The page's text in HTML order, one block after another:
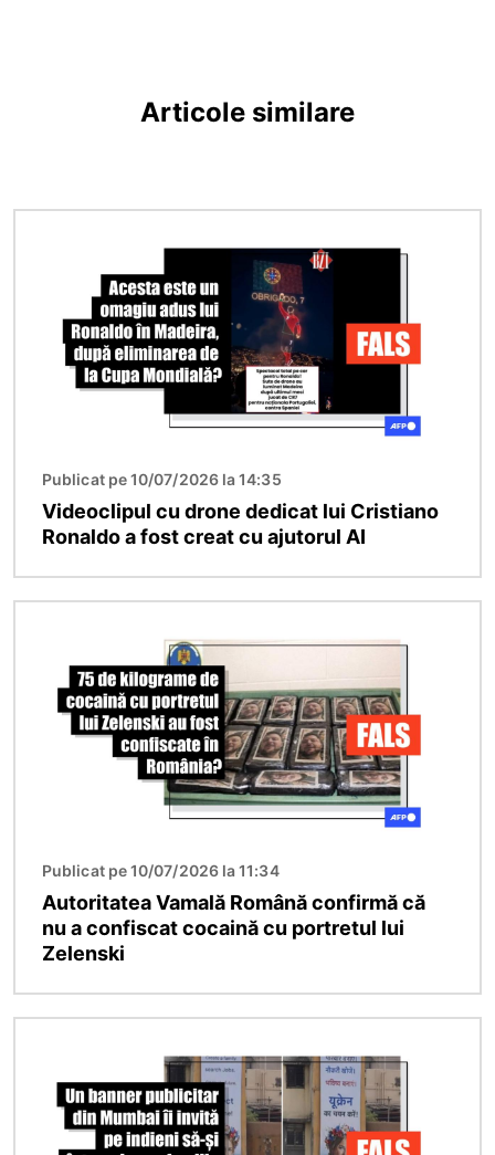
Articole similare
Publicat pe 10/07/2026 la 14:35
Videoclipul cu drone dedicat lui Cristiano
Ronaldo a fost creat cu ajutorul AI
Publicat pe 10/07/2026 la 11:34
Autoritatea Vamală Română confirmă că
nu a confiscat cocaină cu portretul lui
Zelenski